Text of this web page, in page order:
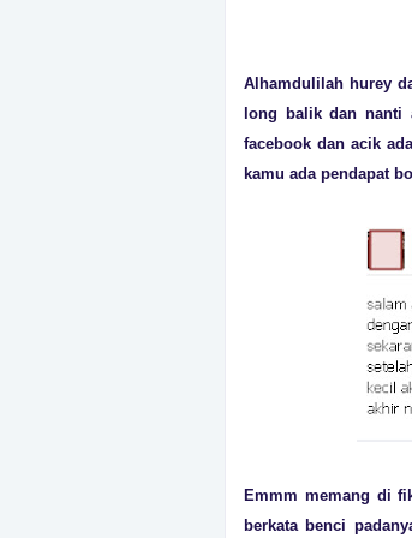
Alhamdulilah hurey
long balik dan
facebook dan acik
kamu ada pendapat
Emmm memang di
berkata benci